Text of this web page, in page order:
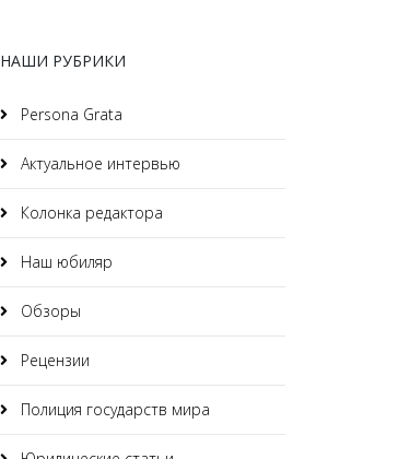
НАШИ РУБРИКИ
Persona Grata
Актуальное интервью
Колонка редактора
Наш юбиляр
Обзоры
Рецензии
Полиция государств мира